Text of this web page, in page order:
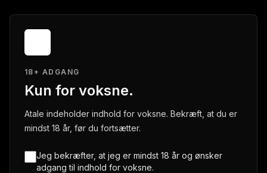
18+ ADGANG
Kun for voksne.
Atale indeholder indhold for voksne. Bekræft, at du er
mindst 18 år, før du fortsætter.
Jeg bekræfter, at jeg er mindst 18 år og ønsker
adgang til indhold for voksne.